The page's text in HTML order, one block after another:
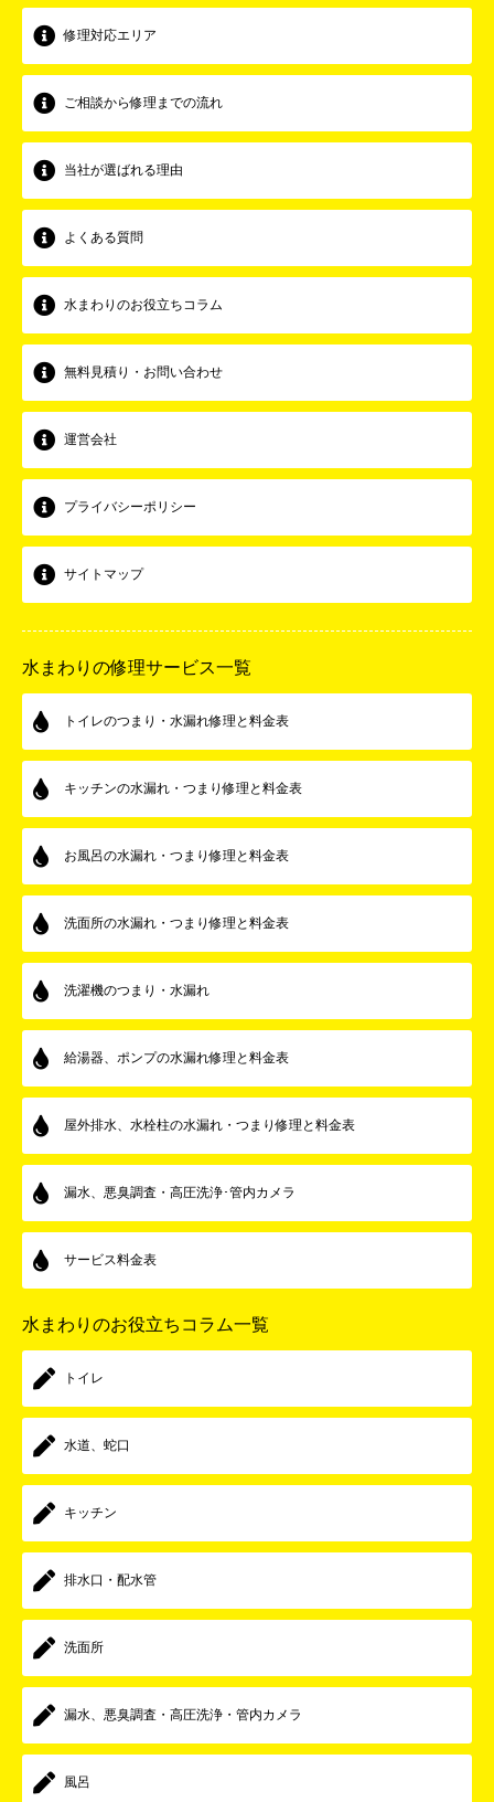
修理対応エリア
ご相談から修理までの流れ
当社が選ばれる理由
よくある質問
水まわりのお役立ちコラム
無料見積り・お問い合わせ
運営会社
プライバシーポリシー
サイトマップ
水まわりの修理サービス一覧
トイレのつまり・水漏れ修理と料金表
キッチンの水漏れ・つまり修理と料金表
お風呂の水漏れ・つまり修理と料金表
洗面所の水漏れ・つまり修理と料金表
洗濯機のつまり・水漏れ
給湯器、ポンプの水漏れ修理と料金表
屋外排水、水栓柱の水漏れ・つまり修理と料金表
漏水、悪臭調査・高圧洗浄･管内カメラ
サービス料金表
水まわりのお役立ちコラム一覧
トイレ
水道、蛇口
キッチン
排水口・配水管
洗面所
漏水、悪臭調査・高圧洗浄・管内カメラ
風呂